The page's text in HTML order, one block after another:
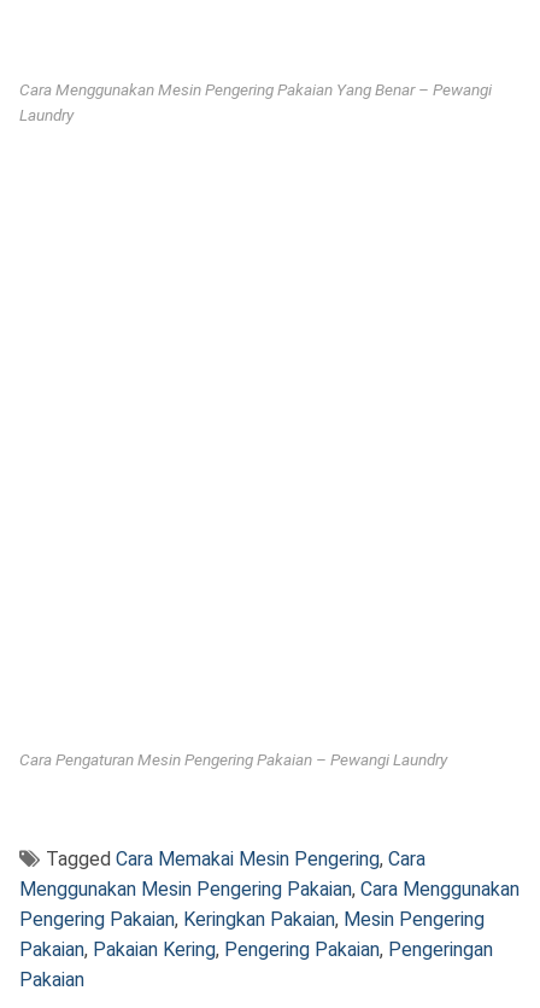
Cara Menggunakan Mesin Pengering Pakaian Yang Benar – Pewangi
Laundry
Cara Pengaturan Mesin Pengering Pakaian – Pewangi Laundry
Tagged Cara Memakai Mesin Pengering, Cara
Menggunakan Mesin Pengering Pakaian, Cara Menggunakan
Pengering Pakaian, Keringkan Pakaian, Mesin Pengering
Pakaian, Pakaian Kering, Pengering Pakaian, Pengeringan
Pakaian